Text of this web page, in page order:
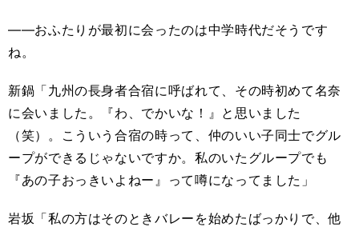
――おふたりが最初に会ったのは中学時代だそうです
ね。
新鍋「九州の長身者合宿に呼ばれて、その時初めて名奈
に会いました。『わ、でかいな！』と思いました
（笑）。こういう合宿の時って、仲のいい子同士でグル
ープができるじゃないですか。私のいたグループでも
『あの子おっきいよねー』って噂になってました」
岩坂「私の方はそのときバレーを始めたばっかりで、他